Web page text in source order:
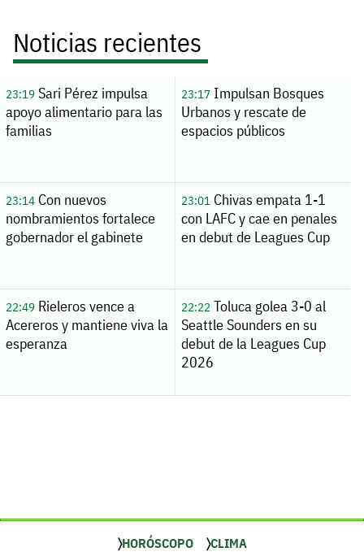
Noticias recientes
23:19Sari Pérez impulsa
apoyo alimentario para las
familias
23:17Impulsan Bosques
Urbanos y rescate de
espacios públicos
23:14Con nuevos
nombramientos fortalece
gobernador el gabinete
23:01Chivas empata 1-1
con LAFC y cae en penales
en debut de Leagues Cup
22:49Rieleros vence a
Acereros y mantiene viva la
esperanza
22:22Toluca golea 3-0 al
Seattle Sounders en su
debut de la Leagues Cup
2026
HORÓSCOPO CLIMA